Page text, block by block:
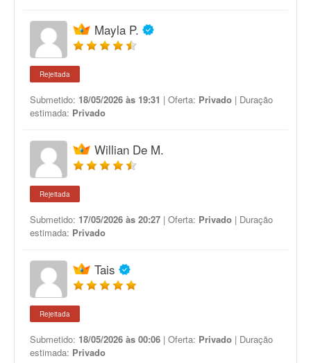
Mayla P.
Rejeitada
Submetido: 18/05/2026 às 19:31 | Oferta: Privado | Duração
estimada: Privado
Willian De M.
Rejeitada
Submetido: 17/05/2026 às 20:27 | Oferta: Privado | Duração
estimada: Privado
Tais
Rejeitada
Submetido: 18/05/2026 às 00:06 | Oferta: Privado | Duração
estimada: Privado